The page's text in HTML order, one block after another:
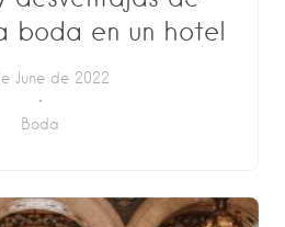
boda en un hotel
June de 2022
Boda